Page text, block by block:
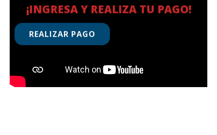
¡INGRESA Y REALIZA TU PAGO!
REALIZAR PAGO